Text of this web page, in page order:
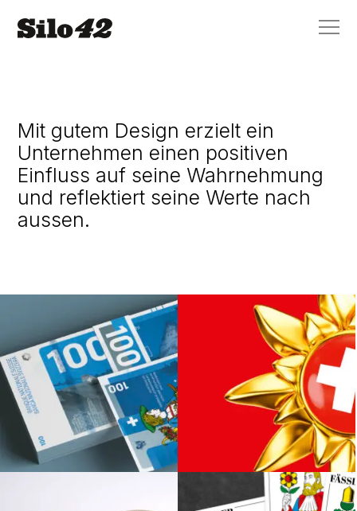
Mit gutem Design erzielt ein
Unternehmen einen positiven
Einfluss auf seine Wahrnehmung
und reflektiert seine Werte nach
aussen.